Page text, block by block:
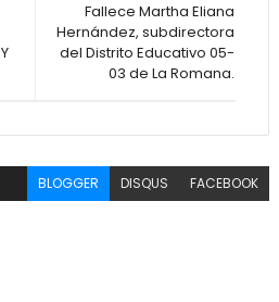
Fallece Martha Eliana
Hernández, subdirectora
del Distrito Educativo 05-
03 de La Romana.
BLOGGER DISQUS FACEBOOK